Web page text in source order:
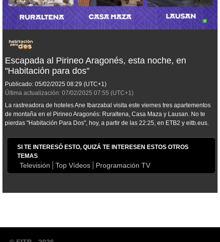
Escapada al Pirineo Aragonés, esta noche, en
''Habitación para dos''
Publicado: 05/02/2025 08:29 (UTC+1)
Última actualización: 07/02/2025 07:55 (UTC+1)
La rastreadora de hoteles Ane Ibarzabal visita este viernes tres apartementos
de montaña en el Pirineo Aragonés: Ruraltena, Casa Maza y Lausan. No te
pierdas "Habitación Para Dos", hoy, a partir de las 22:25, en ETB2 y eitb.eus.
SI TE INTERESÓ ESTO, QUIZÁ TE INTERESEN ESTOS OTROS
TEMAS
Televisión Top Vídeos Programación TV